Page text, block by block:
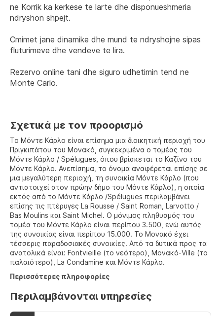
ne Korrik ka kerkese te larte dhe disponueshmeria
ndryshon shpejt.
Cmimet jane dinamike dhe mund te ndryshojne sipas
fluturimeve dhe vendeve te lira.
Rezervo online tani dhe siguro udhetimin tend ne
Monte Carlo.
Σχετικά με τον προορισμό
Το Μόντε Κάρλο είναι επίσημα μια διοικητική περιοχή του
Πριγκιπάτου του Μονακό, συγκεκριμένα ο τομέας του
Μόντε Κάρλο / Spélugues, όπου βρίσκεται το Καζίνο του
Μόντε Κάρλο. Ανεπίσημα, το όνομα αναφέρεται επίσης σε
μια μεγαλύτερη περιοχή, τη συνοικία Μόντε Κάρλο (που
αντιστοιχεί στον πρώην δήμο του Μόντε Κάρλο), η οποία
εκτός από το Μόντε Κάρλο /Spélugues περιλαμβάνει
επίσης τις πτέρυγες La Rousse / Saint Roman, Larvotto /
Bas Moulins και Saint Michel. Ο μόνιμος πληθυσμός του
τομέα του Μόντε Κάρλο είναι περίπου 3.500, ενώ αυτός
της συνοικίας είναι περίπου 15.000. Το Μονακό έχει
τέσσερις παραδοσιακές συνοικίες. Από τα δυτικά προς τα
ανατολικά είναι: Fontvieille (το νεότερο), Μονακό-Ville (το
παλαιότερο), La Condamine και Μόντε Κάρλο.
Περισσότερες πληροφορίες
Περιλαμβάνονται υπηρεσίες